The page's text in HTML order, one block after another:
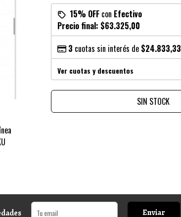
15% OFFcon Efectivo
Precio final: $63.325,00
3 cuotas sin interés de $24.833,33
Ver cuotas y descuentos
SIN STOCK
Enviar